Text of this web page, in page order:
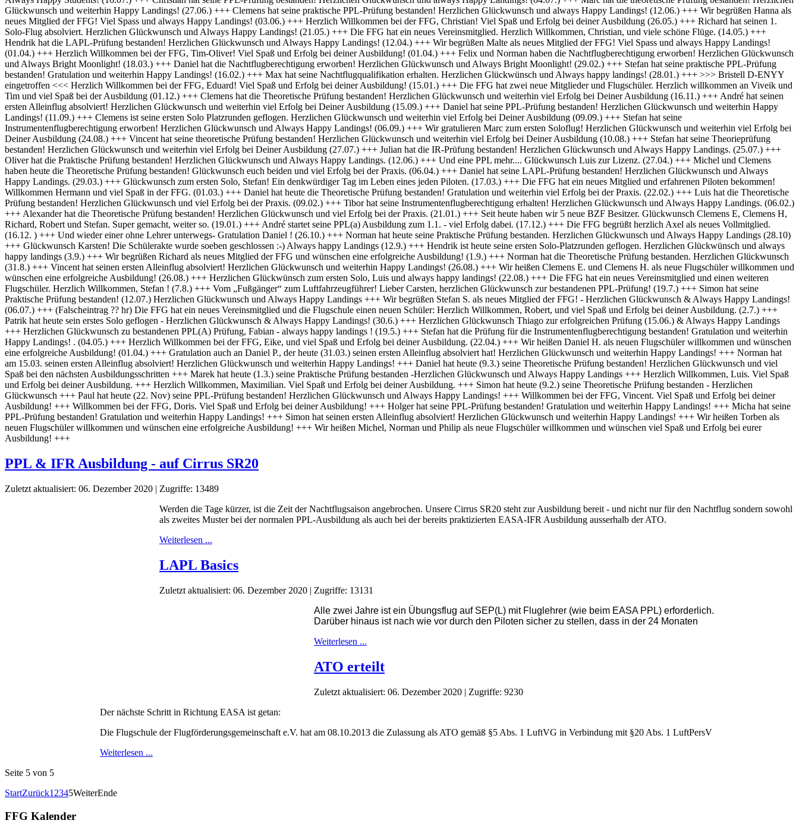
PPL & IFR Ausbildung - auf Cirrus SR20
Zuletzt aktualisiert: 06. Dezember 2020 | Zugriffe: 13489
Werden die Tage kürzer, ist die Zeit der Nachtflugsaison angebrochen. Unsere Cirrus SR20 steht zur Ausbildung bereit - und nicht nur für den Nachtflug sondern sowohl
als zweites Muster bei der normalen PPL-Ausbildung als auch bei der bereits praktizierten EASA-IFR Ausbildung ausserhalb der ATO.
Weiterlesen ...
LAPL Basics
Zuletzt aktualisiert: 06. Dezember 2020 | Zugriffe: 13131
Alle zwei Jahre ist ein Übungsflug auf SEP(L) mit Fluglehrer (wie beim EASA PPL) erforderlich.
Darüber hinaus ist nach wie vor durch den Piloten sicher zu stellen, dass in der 24 Monaten
Weiterlesen ...
ATO erteilt
Zuletzt aktualisiert: 06. Dezember 2020 | Zugriffe: 9230
Der nächste Schritt in Richtung EASA ist getan:
Die Flugschule der Flugförderungsgemeinschaft e.V. hat am 08.10.2013 die Zulassung als ATO gemäß §5 Abs. 1 LuftVG in Verbindung mit §20 Abs. 1 LuftPersV
Weiterlesen ...
Seite 5 von 5
StartZurück1 2345WeiterEnde
FFG Kalender